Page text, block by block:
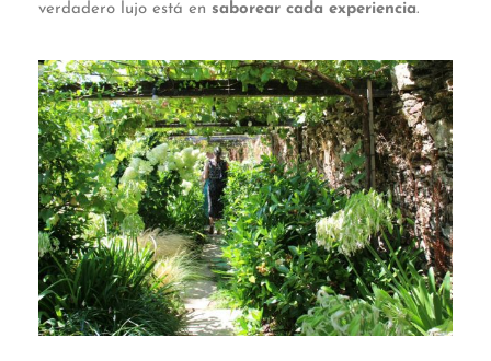
verdadero lujo está en saborear cada experiencia.